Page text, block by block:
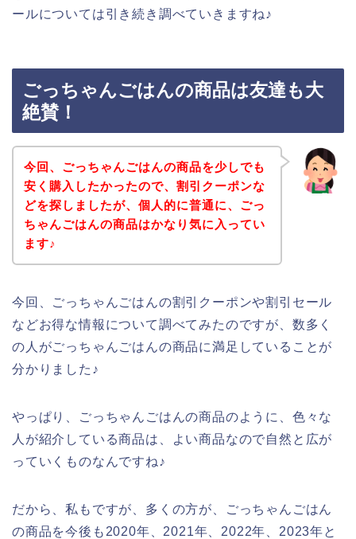
ールについては引き続き調べていきますね♪
ごっちゃんごはんの商品は友達も大
絶賛！
今回、ごっちゃんごはんの商品を少しでも
安く購入したかったので、割引クーポンな
どを探しましたが、個人的に普通に、ごっ
ちゃんごはんの商品はかなり気に入ってい
ます♪
今回、ごっちゃんごはんの割引クーポンや割引セール
などお得な情報について調べてみたのですが、数多く
の人がごっちゃんごはんの商品に満足していることが
分かりました♪
やっぱり、ごっちゃんごはんの商品のように、色々な
人が紹介している商品は、よい商品なので自然と広が
っていくものなんですね♪
だから、私もですが、多くの方が、ごっちゃんごはん
の商品を今後も2020年、2021年、2022年、2023年と